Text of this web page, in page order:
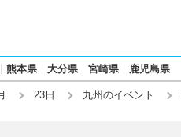
熊本県 大分県 宮崎県 鹿児島県
23日 九州のイベント